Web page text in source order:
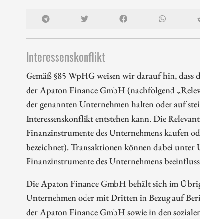
Interessenskonflikt
Gemäß §85 WpHG weisen wir darauf hin,
der Apaton Finance GmbH (nachfolgend
der genannten Unternehmen halten oder auf
Interessenskonflikt entstehen kann. Die
Finanzinstrumente des Unternehmens kaufen
bezeichnet). Transaktionen können dabei
Finanzinstrumente des Unternehmens
Die Apaton Finance GmbH behält sich im
Unternehmen oder mit Dritten in Bezug auf
der Apaton Finance GmbH sowie in den